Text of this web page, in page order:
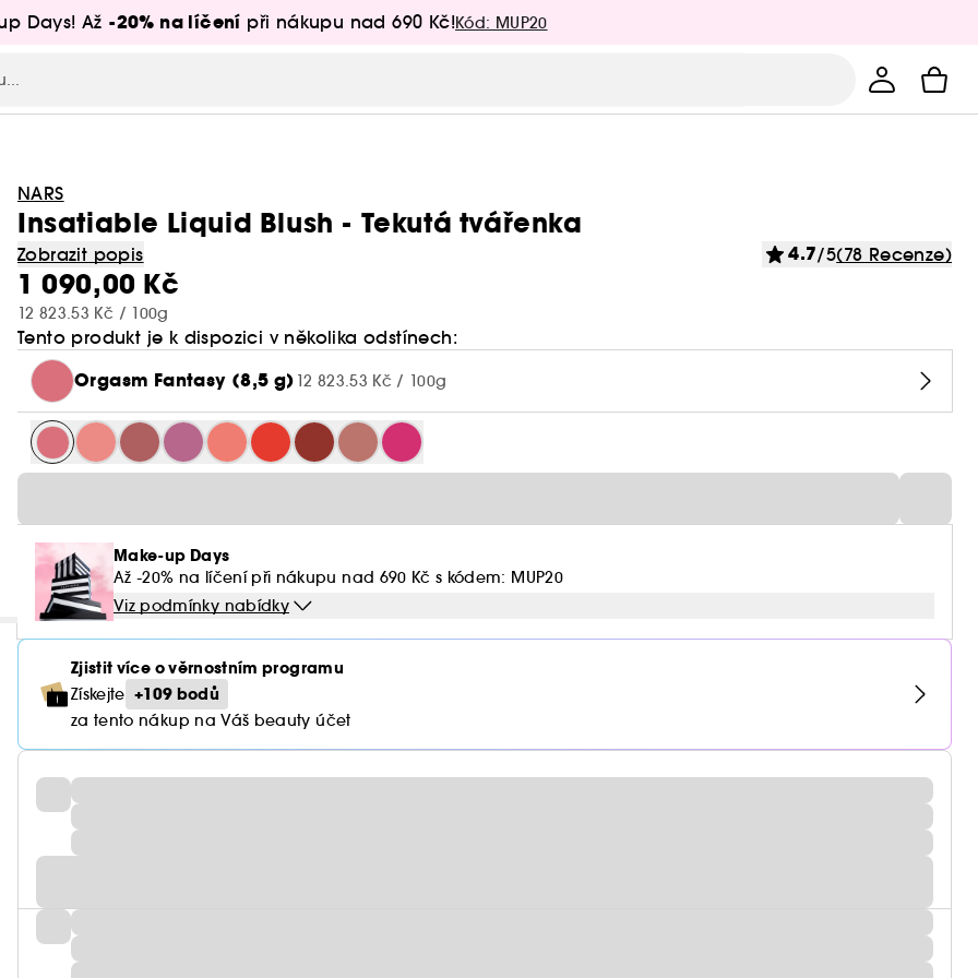
Days! Až -20% na líčení při nákupu nad 690 Kč!Kód: MUP20
NARS
Insatiable Liquid Blush - Tekutá tvářenka
Zobrazit popis 4.7/5(78 Recenze)
1 090,00 Kč
12 823.53 Kč / 100g
Tento produkt je k dispozici v několika odstínech:
Orgasm Fantasy (8,5 g) 12 823.53 Kč / 100g
Make-up Days
Až -20% na líčení při nákupu nad 690 Kč s kódem: MUP20
Viz podmínky nabídky
Zjistit více o věrnostním programu
Získejte +109 bodů
za tento nákup na Váš beauty účet